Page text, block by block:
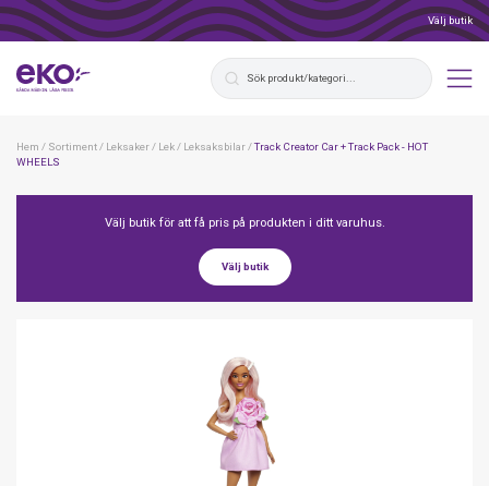
Välj butik
Hem / Sortiment/ Leksaker/ Lek/ Leksaksbilar/Track Creator Car + Track Pack - HOT
WHEELS
Välj butik för att få pris på produkten i ditt varuhus.
Välj butik